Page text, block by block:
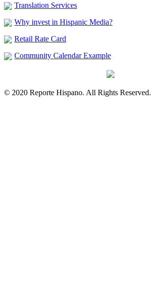
Translation Services
Why invest in Hispanic Media?
Retail Rate Card
Community Calendar Example
© 2020 Reporte Hispano. All Rights Reserved.